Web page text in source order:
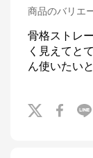
商品のバリエ
骨格ストレ
く見えてと
ん使いたい